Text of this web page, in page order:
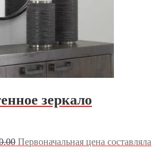
зеркало
Первоначальная цена составляла